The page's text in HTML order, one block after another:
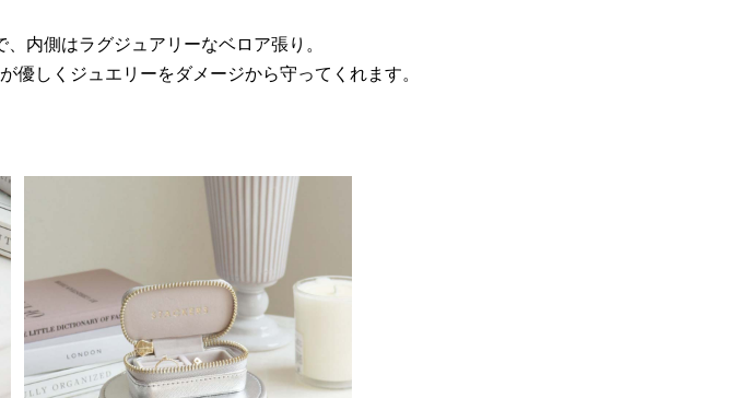
内側はラグジュアリーなベロア張り。
しくジュエリーをダメージから守ってくれます。